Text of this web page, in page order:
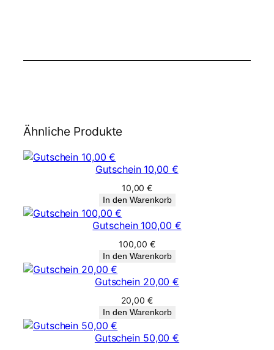
Ähnliche Produkte
Gutschein 10,00 €
10,00€
In den Warenkorb
Gutschein 100,00 €
100,00 €
In den Warenkorb
Gutschein 20,00 €
20,00 €
In den Warenkorb
Gutschein 50,00 €